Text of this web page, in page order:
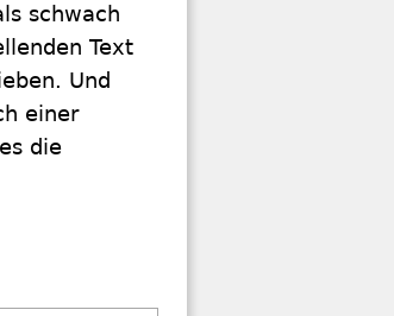
schwach
Text
Und
einer
die